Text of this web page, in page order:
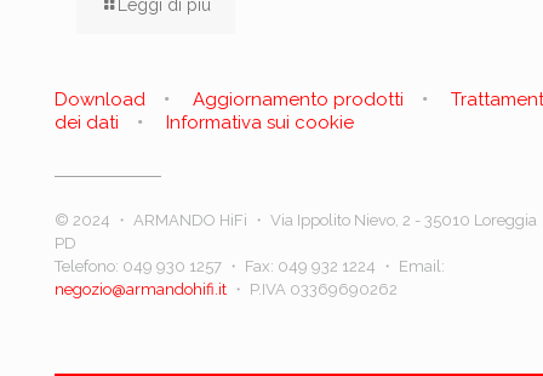
Leggi di più
Download Aggiornamento prodotti
dei dati
Informativa sui cookie
© 2024 ・ ARMANDO HiFi ・ Via Ippolito Nievo, 2 - 35010 Loreggia
PD
Telefono: 049 930 1257 ・ Fax: 049 932 1224 ・ Email:
negozio@armandohifi.it ・ P.IVA 03369690262